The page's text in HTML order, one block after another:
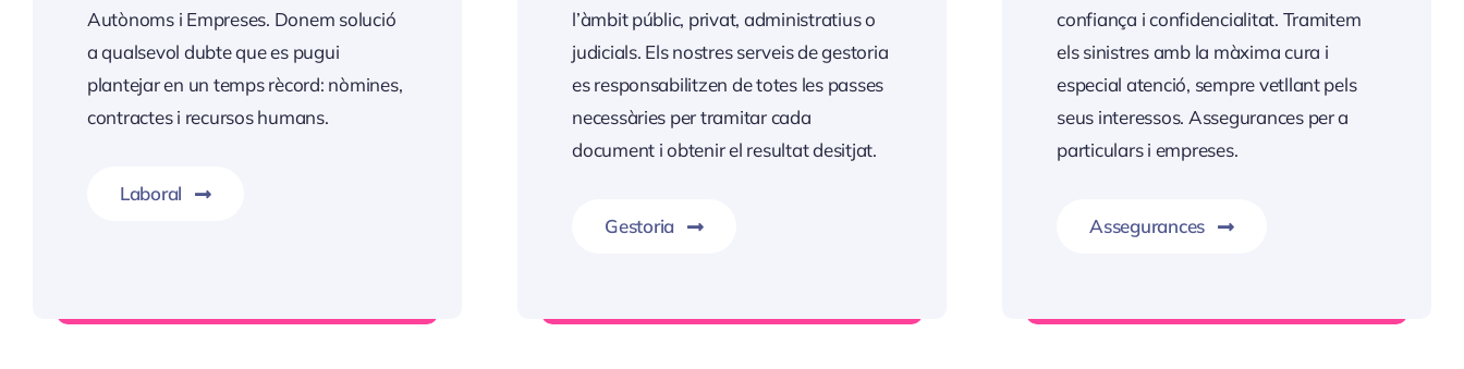
Autònoms i Empreses. Donem solució
a qualsevol dubte que es pugui
plantejar en un temps rècord: nòmines,
contractes i recursos humans.
Laboral
l’àmbit públic, privat, administratius o
judicials. Els nostres serveis de gestoria
es responsabilitzen de totes les passes
necessàries per tramitar cada
document i obtenir el resultat desitjat.
Gestoria
confiança i confidencialitat. Tramitem
els sinistres amb la màxima cura i
especial atenció, sempre vetllant pels
seus interessos. Assegurances per a
particulars i empreses.
Assegurances